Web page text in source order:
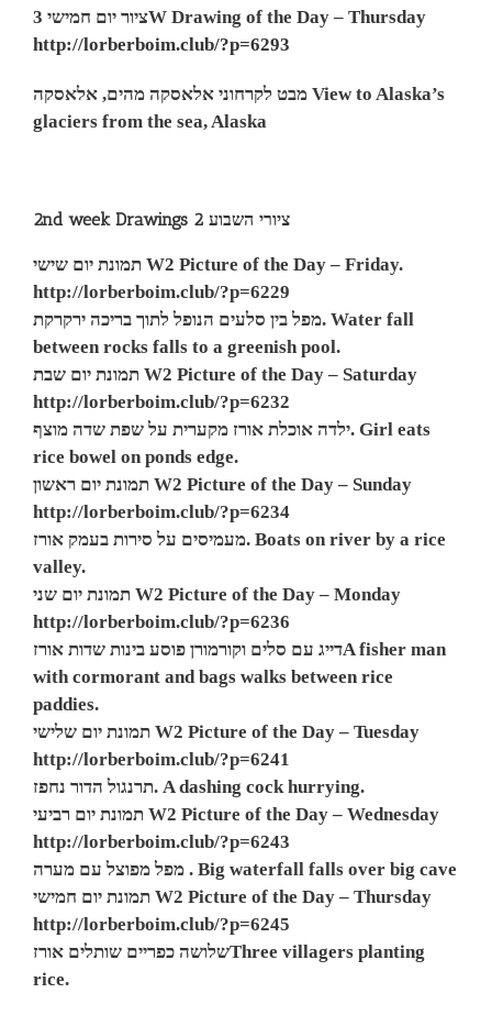
ציור יום חמישי 3W Drawing of the Day – Thursday
http://lorberboim.club/?p=6293
View to Alaska’s
glaciers from the sea, Alaska
2nd week Drawings ציורי השבוע 2
תמונת יום שישי W2 Picture of the Day – Friday.
http://lorberboim.club/?p=6229
מפל בין סלעים הנופל לתוך בריכה ירקרקת. Water fall
between rocks falls to a greenish pool.
תמונת יום שבת W2 Picture of the Day – Saturday
http://lorberboim.club/?p=6232
ילדה אוכלת אורז מקערית על שפת שדה מוצף. Girl eats
rice bowel on ponds edge.
תמונת יום ראשון W2 Picture of the Day – Sunday
http://lorberboim.club/?p=6234
מעמיסים על סירות בעמק אורז. Boats on river by a rice
valley.
תמונת יום שני W2 Picture of the Day – Monday
http://lorberboim.club/?p=6236
דייג עם סלים וקורמורן פוסע בינות שדות אורזA fisher man
with cormorant and bags walks between rice
paddies.
תמונת יום שלישי W2 Picture of the Day – Tuesday
http://lorberboim.club/?p=6241
תרנגול הדור נחפז. A dashing cock hurrying.
תמונת יום רביעי W2 Picture of the Day – Wednesday
http://lorberboim.club/?p=6243
מפל מפוצל עם מערה . Big waterfall falls over big cave
תמונת יום חמישי W2 Picture of the Day – Thursday
http://lorberboim.club/?p=6245
שלושה כפריים שותלים אורזThree villagers planting
rice.